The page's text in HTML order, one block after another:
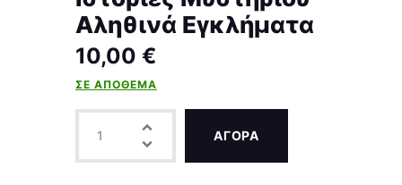
Αληθινά Εγκλήματα
10,00 €
ΣΕ ΑΠΌΘΕΜΑ
ΑΓΟΡΑ